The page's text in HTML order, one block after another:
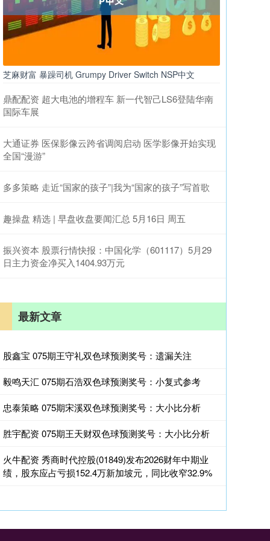
芝麻财富 暴躁司机 Grumpy Driver Switch NSP中文
鼎配配资 超大电池的增程车 新一代智己LS6登陆华南
国际车展
大通证券 医保影像云跨省调阅启动 医学影像开始实现
全国“漫游”
多多策略 走近“国家的孩子”|我为“国家的孩子”写首歌
趣操盘 精选 | 早盘收盘要闻汇总 5月16日 周五
振兴资本 股票行情快报：中国化学（601117）5月29
日主力资金净买入1404.93万元
最新文章
股鑫宝 075期王守礼双色球预测奖号：遗漏关注
毅鸣天汇 075期石浩双色球预测奖号：小复式参考
忠泰策略 075期宋溪双色球预测奖号：大小比分析
胜宇配资 075期王天财双色球预测奖号：大小比分析
火牛配资 秀商时代控股(01849)发布2026财年中期业
绩，股东应占亏损152.4万新加坡元，同比收窄32.9%